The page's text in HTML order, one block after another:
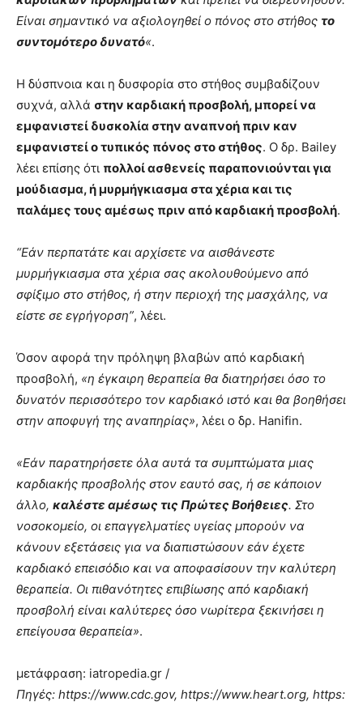
Είναι σημαντικό να αξιολογηθεί ο πόνος στο στήθος το
συντομότερο δυνατό«.
Η δύσπνοια και η δυσφορία στο στήθος συμβαδίζουν
συχνά, αλλά στην καρδιακή προσβολή, μπορεί να
εμφανιστεί δυσκολία στην αναπνοή πριν καν
εμφανιστεί ο τυπικός πόνος στο στήθος. Ο δρ. Bailey
λέει επίσης ότι πολλοί ασθενείς παραπονιούνται για
μούδιασμα, ή μυρμήγκιασμα στα χέρια και τις
παλάμες τους αμέσως πριν από καρδιακή προσβολή.
“Εάν περπατάτε και αρχίσετε να αισθάνεστε
μυρμήγκιασμα στα χέρια σας ακολουθούμενο από
σφίξιμο στο στήθος, ή στην περιοχή της μασχάλης, να
είστε σε εγρήγορση”, λέει.
Όσον αφορά την πρόληψη βλαβών από καρδιακή
προσβολή, «η έγκαιρη θεραπεία θα διατηρήσει όσο το
δυνατόν περισσότερο τον καρδιακό ιστό και θα βοηθήσει
στην αποφυγή της αναπηρίας», λέει ο δρ. Hanifin.
«Εάν παρατηρήσετε όλα αυτά τα συμπτώματα μιας
καρδιακής προσβολής στον εαυτό σας, ή σε κάποιον
άλλο, καλέστε αμέσως τις Πρώτες Βοήθειες. Στο
νοσοκομείο, οι επαγγελματίες υγείας μπορούν να
κάνουν εξετάσεις για να διαπιστώσουν εάν έχετε
καρδιακό επεισόδιο και να αποφασίσουν την καλύτερη
θεραπεία. Οι πιθανότητες επιβίωσης από καρδιακή
προσβολή είναι καλύτερες όσο νωρίτερα ξεκινήσει η
επείγουσα θεραπεία».
μετάφραση: iatropedia.gr /
Πηγές: https://www.cdc.gov, https://www.heart.org, https: